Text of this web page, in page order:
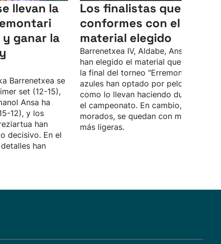
llevan la
ganar la
Barrenetxea se
set (12-15),
Ansa ha
12), y los
han
decisivo. En el
han
Los finalistas quedan
conformes con el
material elegido
Barrenetxea IV, Aldabe, Ansa II y
han elegido el material que utilizarán
la final del torneo "Erremontari". Los
azules han optado por pelotas vivas,
como lo llevan haciendo durante
el campeonato. En cambio, los
morados, se quedan con más bajas,
más ligeras.